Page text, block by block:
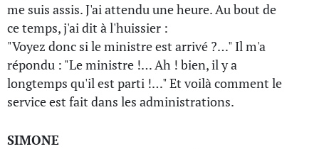
me suis assis. J'ai attendu une heure. Au bout de
ce temps, j'ai dit à l'huissier :
"Voyez donc si le ministre est arrivé ?…" Il m'a
répondu : "Le ministre !… Ah ! bien, il y a
longtemps qu'il est parti !…" Et voilà comment le
service est fait dans les administrations.
SIMONE